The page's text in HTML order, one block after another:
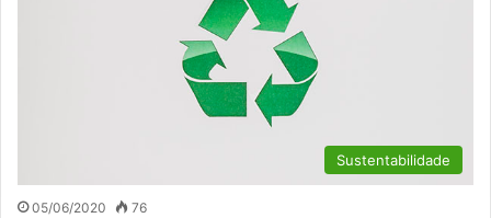
Sustentabilidade
05/06/2020 76